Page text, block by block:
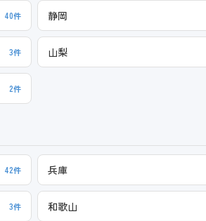
40件 静岡
3件 山梨
2件
42件 兵庫
3件 和歌山